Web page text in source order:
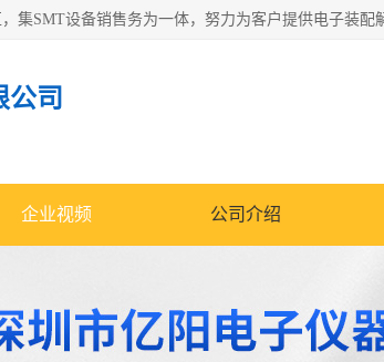
公司
企业视频 公司介绍